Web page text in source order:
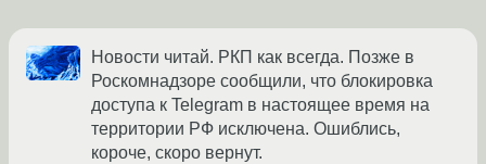
Новости читай. РКП как всегда. Позже в
Роскомнадзоре сообщили, что блокировка
доступа к Telegram в настоящее время на
территории РФ исключена. Ошиблись,
короче, скоро вернут.